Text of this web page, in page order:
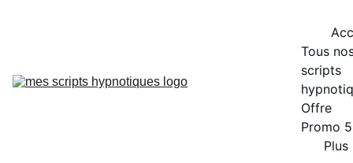
Tous
scripts
Offre
Promo
Plus